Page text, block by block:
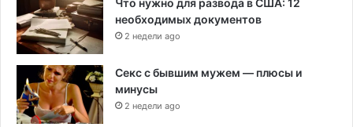
Что нужно для развода в США: 12
необходимых документов
2 недели ago
Секс с бывшим мужем — плюсы и
минусы
2 недели ago